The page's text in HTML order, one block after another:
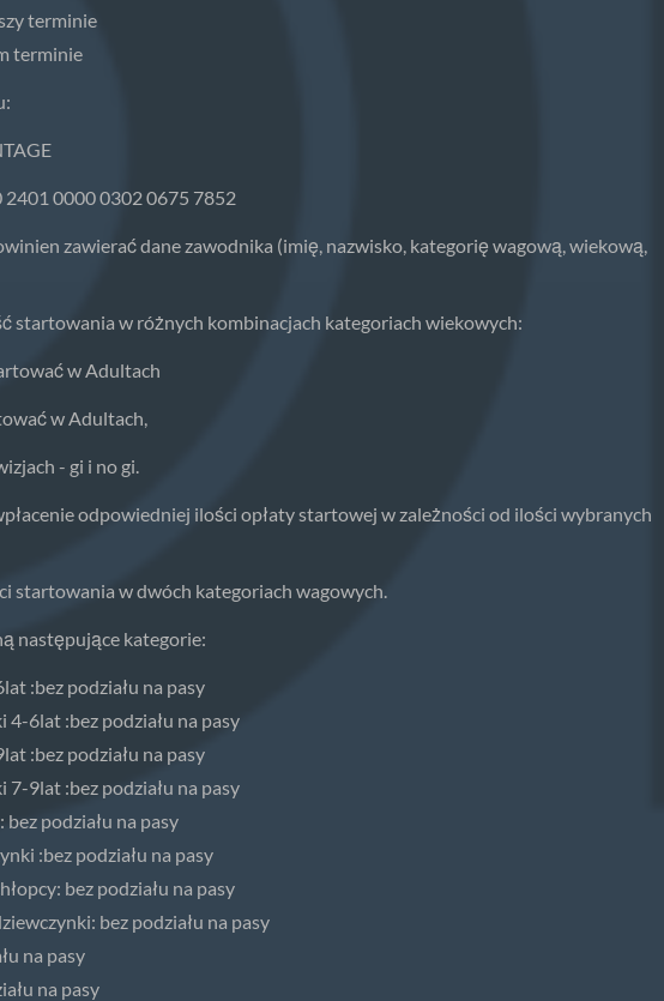
terminie
terminie
0000 0302 0675 7852
zawierać dane zawodnika (imię, nazwisko, kategorię wagową, wiekową,
startowania w różnych kombinacjach kategoriach wiekowych:
w Adultach
w Adultach,
- gi i no gi.
odpowiedniej ilości opłaty startowej w zależności od ilości wybranych
startowania w dwóch kategoriach wagowych.
następujące kategorie:
:bez podziału na pasy
4-6lat :bez podziału na pasy
:bez podziału na pasy
7-9lat :bez podziału na pasy
bez podziału na pasy
:bez podziału na pasy
bez podziału na pasy
bez podziału na pasy
na pasy
na pasy